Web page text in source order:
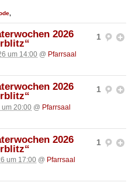
1
2026
um 14:00 @ Pfarrsaal
1
2026
um 20:00 @ Pfarrsaal
1
2026
um 17:00 @ Pfarrsaal